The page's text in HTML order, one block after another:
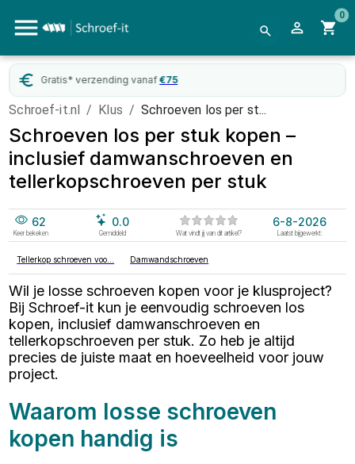
0
Gratis* verzending vanaf €75
Schroef-it.nl / Klus / Schroeven los per st...
Schroeven los per stuk kopen –
inclusief damwanschroeven en
tellerkopschroeven per stuk
62
Keer bekeken
0.0
Gemiddeld Wat vindt jij van dit artikel?
6-8-2026
Laatst bijgewerkt:
Tellerkop schroeven voo... Damwandschroeven
Wil je losse schroeven kopen voor je klusproject?
Bij Schroef-it kun je eenvoudig schroeven los
kopen, inclusief damwanschroeven en
tellerkopschroeven per stuk. Zo heb je altijd
precies de juiste maat en hoeveelheid voor jouw
project.
Waarom losse schroeven
kopen handig is